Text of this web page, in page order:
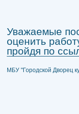
Уважаемые
оценить
пройдя по
МБУ "Городской Дворец